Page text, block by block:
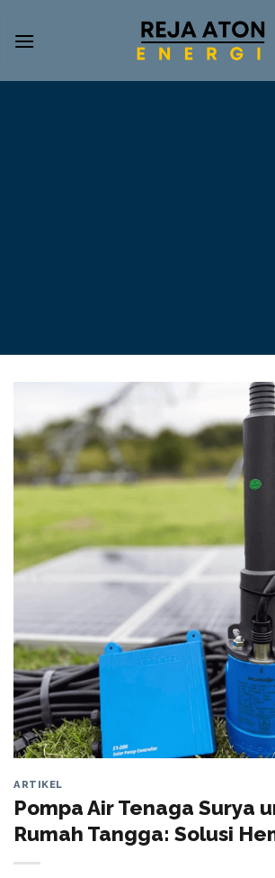
Informasi
ARTIKEL
Pompa Air Tenaga Surya
Rumah Tangga: Solusi